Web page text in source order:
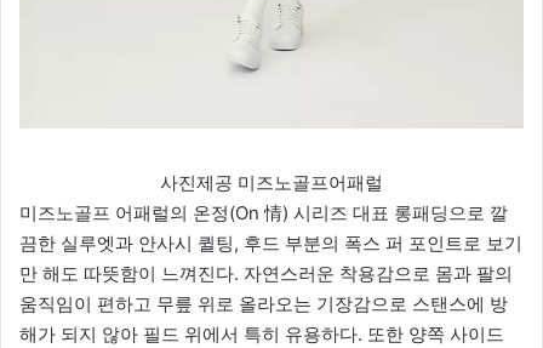
사진제공 미즈노골프어패럴
미즈노골프 어패럴의 온정(On 情) 시리즈 대표 롱패딩으로 깔
끔한 실루엣과 안사시 퀼팅, 후드 부분의 폭스 퍼 포인트로 보기
만 해도 따뜻함이 느껴진다. 자연스러운 착용감으로 몸과 팔의
움직임이 편하고 무릎 위로 올라오는 기장감으로 스탠스에 방
해가 되지 않아 필드 위에서 특히 유용하다. 또한 양쪽 사이드